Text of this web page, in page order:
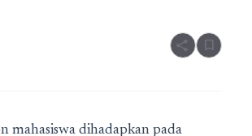
share bookmark
mahasiswa dihadapkan pada